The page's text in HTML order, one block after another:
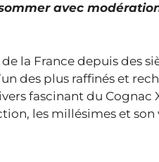
avec
la France depuis des
des plus raffinés et
fascinant du Cognac
les millésimes et son